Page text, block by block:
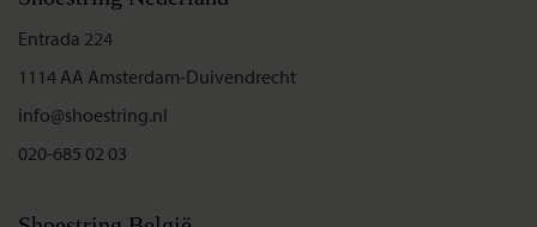
Entrada 224
1114 AA Amsterdam-Duivendrecht
info@shoestring.nl
020-685 02 03